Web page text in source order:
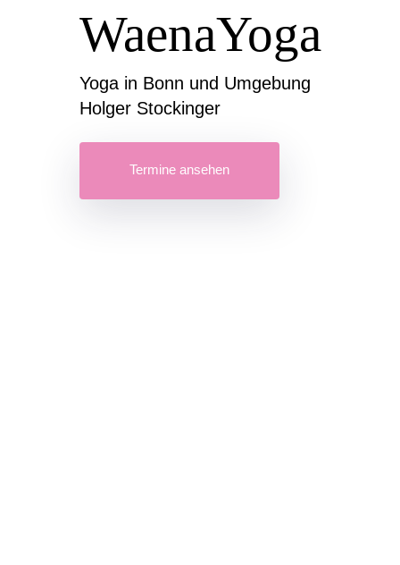
WaenaYoga
Yoga in Bonn und Umgebung
Holger Stockinger
Termine ansehen